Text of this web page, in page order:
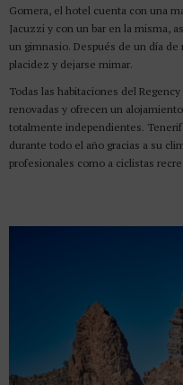
Gomera, el hotel cuenta con una
Jacuzzi y con un bar en la misma,
un gimnasio. Después de un día
placidez y dejarse mimar.
Todas las habitaciones del
renovadas y ofrecen un
totalmente independientes.
durante todo el año gracias a su
profesionales como a ciclistas